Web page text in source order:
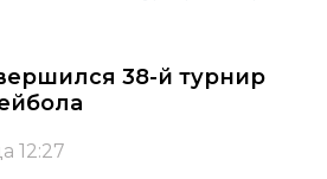
38-й турнир
12:27